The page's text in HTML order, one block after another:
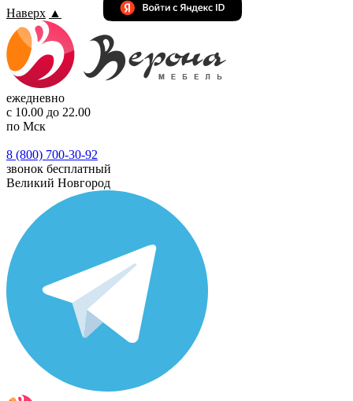
Наверх ▲
ежедневно
с 10.00 до 22.00
по Мск
8 (800) 700-30-92
звонок бесплатный
Великий Новгород